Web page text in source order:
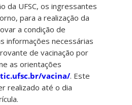
da UFSC, os ingressantes
para a realização da
a condição de
informações necessárias
de vacinação por
as orientações
vacina/. Este
realizado até o dia